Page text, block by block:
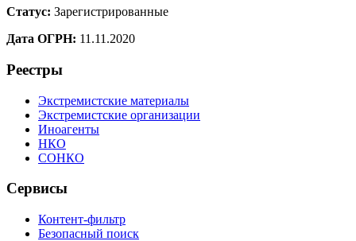
Статус: Зарегистрированные
Дата ОГРН: 11.11.2020
Реестры
Экстремистские материалы
Экстремистские организации
Иноагенты
НКО
СОНКО
Сервисы
Контент-фильтр
Безопасный поиск